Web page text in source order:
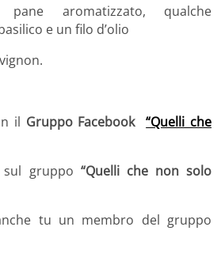
aromatizzato, qualche
e un filo d’olio
il Gruppo Facebook
“Quelli che
gruppo “Quelli che non solo
tu un membro del gruppo